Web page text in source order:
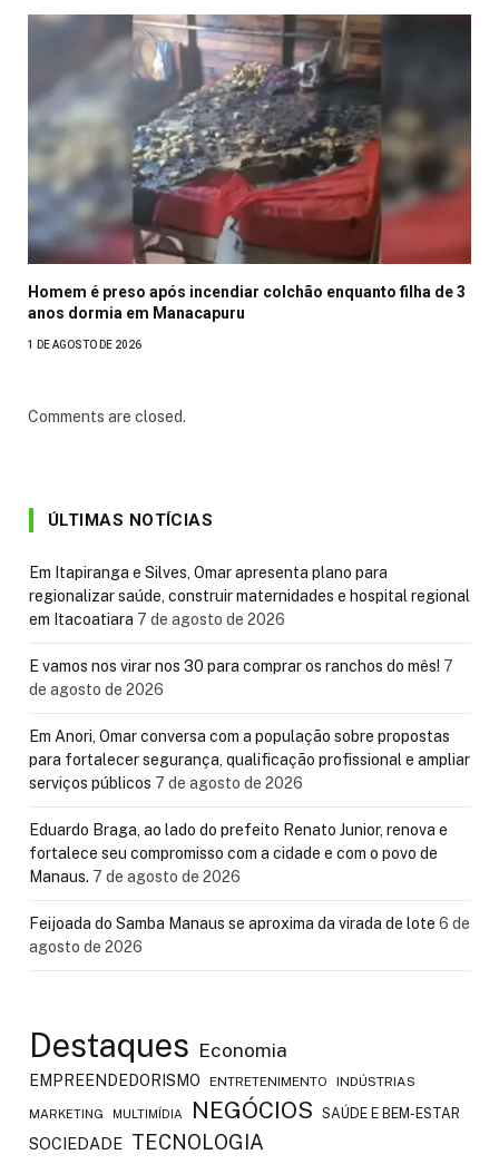
Homem é preso após incendiar colchão enquanto filha de 3
anos dormia em Manacapuru
1 DE AGOSTO DE 2026
Comments are closed.
ÚLTIMAS NOTÍCIAS
Em Itapiranga e Silves, Omar apresenta plano para
regionalizar saúde, construir maternidades e hospital regional
em Itacoatiara 7 de agosto de 2026
E vamos nos virar nos 30 para comprar os ranchos do mês! 7
de agosto de 2026
Em Anori, Omar conversa com a população sobre propostas
para fortalecer segurança, qualificação profissional e ampliar
serviços públicos 7 de agosto de 2026
Eduardo Braga, ao lado do prefeito Renato Junior, renova e
fortalece seu compromisso com a cidade e com o povo de
Manaus. 7 de agosto de 2026
Feijoada do Samba Manaus se aproxima da virada de lote 6 de
agosto de 2026
Destaques Economia
EMPREENDEDORISMO ENTRETENIMENTO INDÚSTRIAS
MARKETING MULTIMÍDIA NEGÓCIOS SAÚDE E BEM-ESTAR
SOCIEDADE TECNOLOGIA